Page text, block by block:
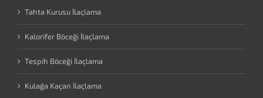
Tahta Kurusu İlaçlama
Kalorifer Böceği İlaçlama
Tespih Böceği İlaçlama
Kulağa Kaçan İlaçlama